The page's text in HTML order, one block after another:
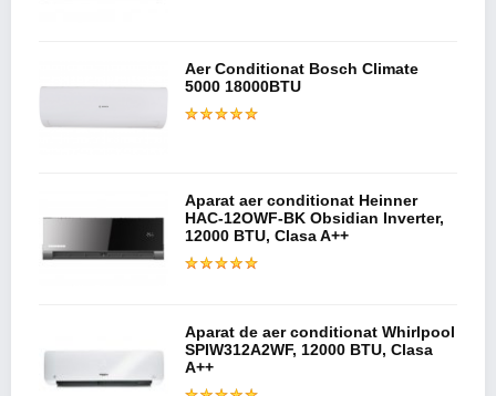
Aer Conditionat Bosch Climate
5000 18000BTU
Aparat aer conditionat Heinner
HAC-12OWF-BK Obsidian Inverter,
12000 BTU, Clasa A++
Aparat de aer conditionat Whirlpool
SPIW312A2WF, 12000 BTU, Clasa
A++